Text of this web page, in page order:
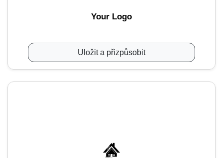
Your Logo
Uložit a přizpůsobit